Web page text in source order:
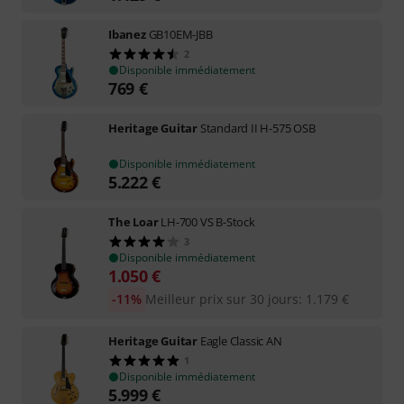
Ibanez GB10EM-JBB
2
Disponible immédiatement
769 €
Heritage Guitar Standard II H-575 OSB
Disponible immédiatement
5.222€
The LoarLH-700 VS B-Stock
3
Disponible immédiatement
1.050€
Meilleur prix sur 30 jours: 1.179 €
-11%
Heritage Guitar Eagle Classic AN
1
Disponible immédiatement
5.999€